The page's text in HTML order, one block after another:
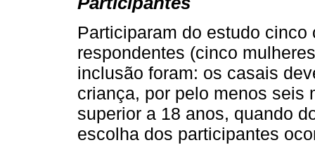
Participaram do estudo
respondentes (cinco
inclusão foram: os casais
criança, por pelo menos seis
superior a 18 anos, quando
escolha dos participantes